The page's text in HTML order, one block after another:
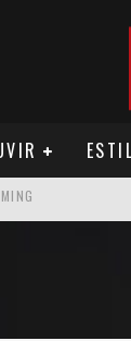
AMÉRICA DO